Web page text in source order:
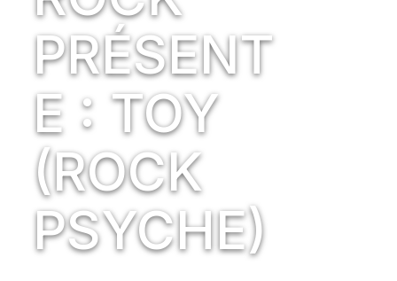
PRÉSENT
E : TOY
(ROCK
PSYCHE)